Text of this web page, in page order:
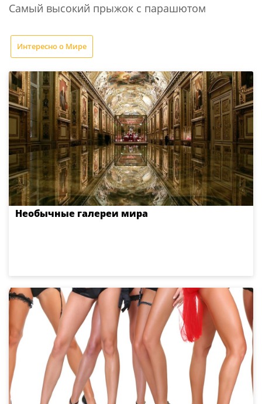
Самый высокий прыжок с парашютом
Интересно о Мире
Необычные галереи мира